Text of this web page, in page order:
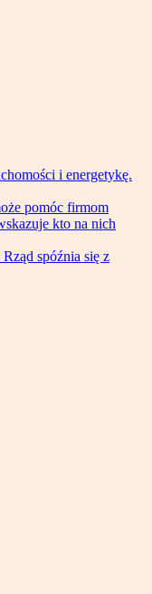
i energetykę.
pomóc firmom
kto na nich
spóźnia się z